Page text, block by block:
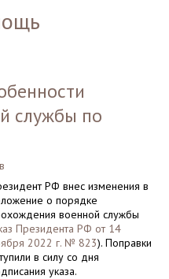
службы по
РФ внес изменения в
о порядке
военной службы
Президента РФ от 14
2022 г. № 823). Поправки
в силу со дня
указа.